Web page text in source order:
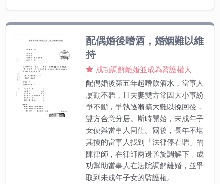
配偶婚後嗜酒，婚姻難以維
持
成功調解離婚並成為監護權人
配偶婚後第五年起嗜飲酒水，當事人
屢勸不聽，且夫妻雙方常因大小事紛
爭不斷，爭執逐漸擴大難以挽回後，
雙方合意分居。斯時開始，未成年子
女便與當事人同住。爾後，長年不堪
其擾的當事人找到「法律停看聽」的
陳律師，在律師兩邊斡旋調解下，成
功幫助當事人在法院調解離婚，並爭
取到未成年子女的監護權。